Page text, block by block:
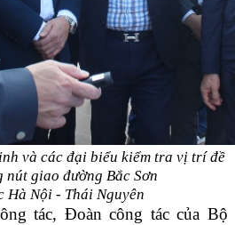
và các đại biểu kiểm tra vị trí đề
nút giao đường Bắc Sơn
Hà Nội - Thái Nguyên
tác, Đoàn công tác của Bộ